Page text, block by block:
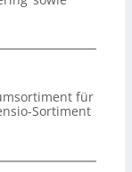
für
Sortiment